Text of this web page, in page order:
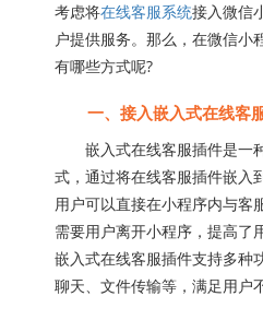
考虑将在线客服系统接入微信
户提供服务。那么，在微信小
有哪些方式呢?
一、接入嵌入式在线客
嵌入式在线客服插件是一
式，通过将在线客服插件嵌入
用户可以直接在小程序内与客
需要用户离开小程序，提高了
嵌入式在线客服插件支持多种
聊天、文件传输等，满足用户